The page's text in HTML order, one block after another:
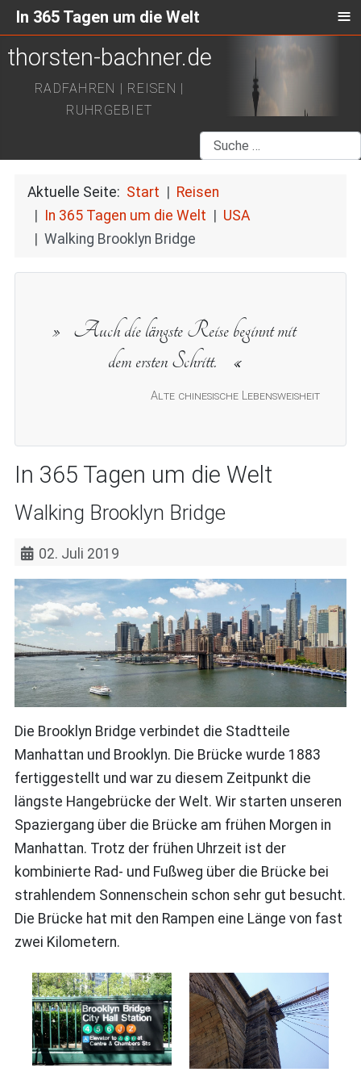
thorsten-bachner.de
RADFAHREN | REISEN |
RUHRGEBIET
Suchen
Aktuelle Seite: Start
Reisen
In 365 Tagen um die Welt
USA
Walking Brooklyn Bridge
Alte chinesische Lebensweisheit
Auch die längste Reise beginnt mit
dem ersten Schritt.
In 365 Tagen um die Welt
Walking Brooklyn Bridge
02. Juli 2019
Die Brooklyn Bridge verbindet die Stadtteile
Manhattan und Brooklyn. Die Brücke wurde 1883
fertiggestellt und war zu diesem Zeitpunkt die
längste Hangebrücke der Welt. Wir starten unseren
Spaziergang über die Brücke am frühen Morgen in
Manhattan. Trotz der frühen Uhrzeit ist der
kombinierte Rad- und Fußweg über die Brücke bei
strahlendem Sonnenschein schon sehr gut besucht.
Die Brücke hat mit den Rampen eine Länge von fast
zwei Kilometern.
In 365 Tagen um die Welt ≡